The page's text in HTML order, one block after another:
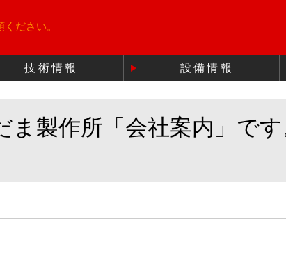
ださい。
技術情報 設備情報
製作所「会社案内」です